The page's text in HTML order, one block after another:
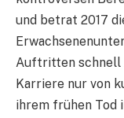
und betrat 2017
Auftritten schnell
Karriere nur von
ihrem frühen Tod